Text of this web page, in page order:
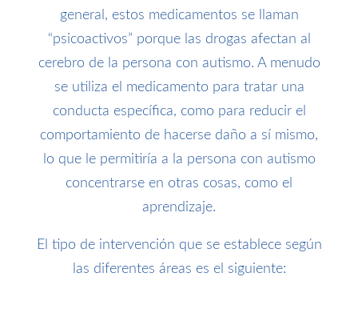
general, estos medicamentos se llaman
“psicoactivos” porque las drogas afectan al
cerebro de la persona con autismo. A menudo
se utiliza el medicamento para tratar una
conducta específica, como para reducir el
comportamiento de hacerse daño a sí mismo,
lo que le permitiría a la persona con autismo
concentrarse en otras cosas, como el
aprendizaje.
El tipo de intervención que se establece según
las diferentes áreas es el siguiente: